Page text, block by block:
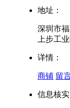
地址：
深圳市
上步工
详情：
商铺 留
信息核实